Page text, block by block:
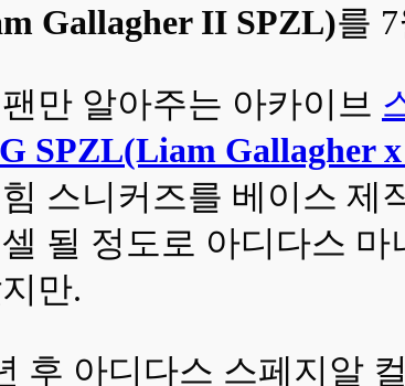
Gallagher II SPZL)를
만 알아주는 아카이브
SPZL(Liam Gallagher
스니커즈를 베이스 제
될 정도로 아디다스
만.
후 아디다스 스페지알